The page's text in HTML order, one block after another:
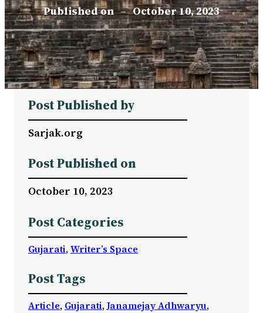
Published on – October 10, 2023
Post Published by
Sarjak.org
Post Published on
October 10, 2023
Post Categories
Gujarati, Writer’s Space
Post Tags
Article, Gujarati, Janamejay Adhwaryu